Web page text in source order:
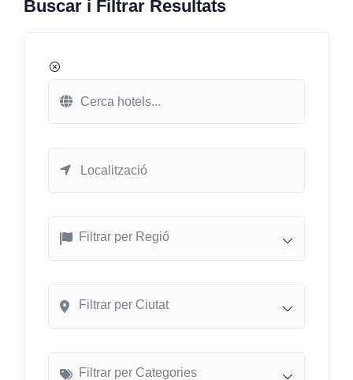
Buscar i Filtrar Resultats
Filtrar per Regió
Filtrar per Ciutat
Filtrar per Categories